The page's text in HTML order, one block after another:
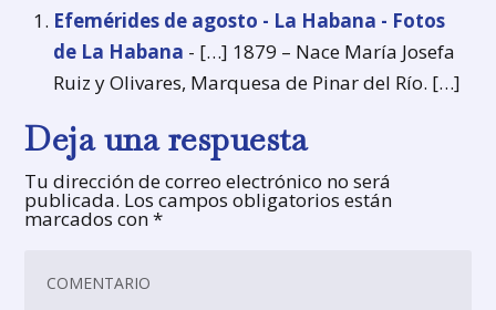
Efemérides de agosto - La Habana - Fotos
de La Habana - […] 1879 – Nace María Josefa
Ruiz y Olivares, Marquesa de Pinar del Río. […]
Deja una respuesta
Tu dirección de correo electrónico no será
publicada. Los campos obligatorios están
marcados con*